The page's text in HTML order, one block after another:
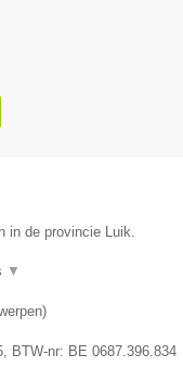
in de provincie Luik.
▼
)
, BTW-nr: BE 0687.396.834